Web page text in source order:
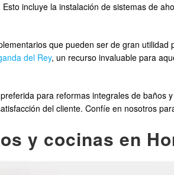
incluye la instalación de sistemas de
que pueden ser de gran
del Rey, un recurso invaluable para
para reformas integrales de baños
del cliente. Confíe en nosotros
y cocinas en